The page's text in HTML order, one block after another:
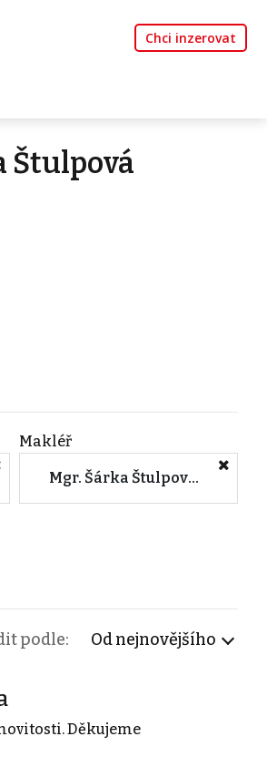
Chci inzerovat
Štulpová
Makléř
Mgr. Šárka Štulpová (ZFP Reality, a.s.)
podle: Od nejnovějšího
Děkujeme